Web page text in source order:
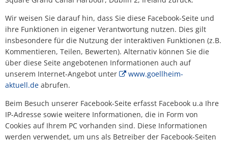
Lärmaktionsplan
Umwelt
Modernisierungs-/
Kommunale Wärmeplanung
Projekte
Kontakt VG
Ottersheim
Rüssingen
Standenbühl
Zellertal
Wir weisen Sie darauf hin, dass Sie diese Facebook-Seite und
ihre Funktionen in eigener Verantwortung nutzen. Dies gilt
insbesondere für die Nutzung der interaktiven Funktionen (z.B.
Kommentieren, Teilen, Bewerten). Alternativ können Sie die
über diese Seite angebotenen Informationen auch auf
unserem Internet-Angebot unter
www.goellheim-
aktuell.de abrufen.
Beim Besuch unserer Facebook-Seite erfasst Facebook u.a Ihre
IP-Adresse sowie weitere Informationen, die in Form von
Cookies auf Ihrem PC vorhanden sind. Diese Informationen
werden verwendet, um uns als Betreiber der Facebook-Seiten